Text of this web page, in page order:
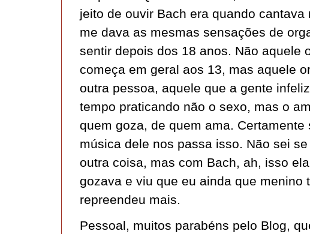
jeito de ouvir Bach era quando
me dava as mesmas sensações de
sentir depois dos 18 anos. Não aquele
começa em geral aos 13, mas aquele
outra pessoa, aquele que a gente
tempo praticando não o sexo, mas o
quem goza, de quem ama.
música dele nos passa isso. Não sei
outra coisa, mas com Bach, ah, isso
gozava e viu que eu ainda que menino
repreendeu mais.
Pessoal, muitos parabéns pelo Blog,